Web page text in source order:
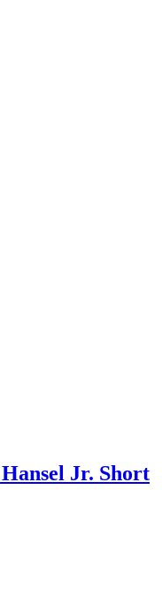
Jr. Short